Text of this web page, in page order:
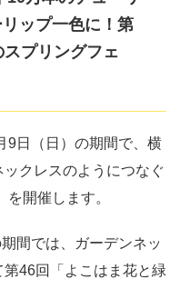
ップ一色に！第
プリングフェ
9日（日）の期間で、横
クレスのようにつなぐ
を開催します。
間では、ガーデンネッ
46回「よこはま花と緑